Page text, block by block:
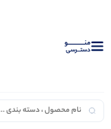
منــــــــــــو
دستــرسی